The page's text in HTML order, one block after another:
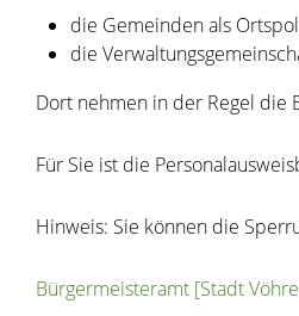
die Gemeinden als
die
Dort nehmen in der Regel die
Für Sie ist die
Hinweis: Sie können die
Bürgermeisteramt [Stadt